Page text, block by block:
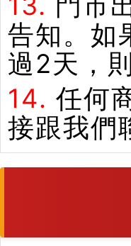
告知。如
過2天，
14. 任何
接跟我們